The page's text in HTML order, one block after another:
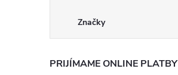
Značky
PRIJÍMAME ONLINE PLATBY